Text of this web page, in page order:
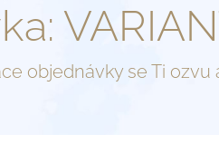
objednávky se Ti